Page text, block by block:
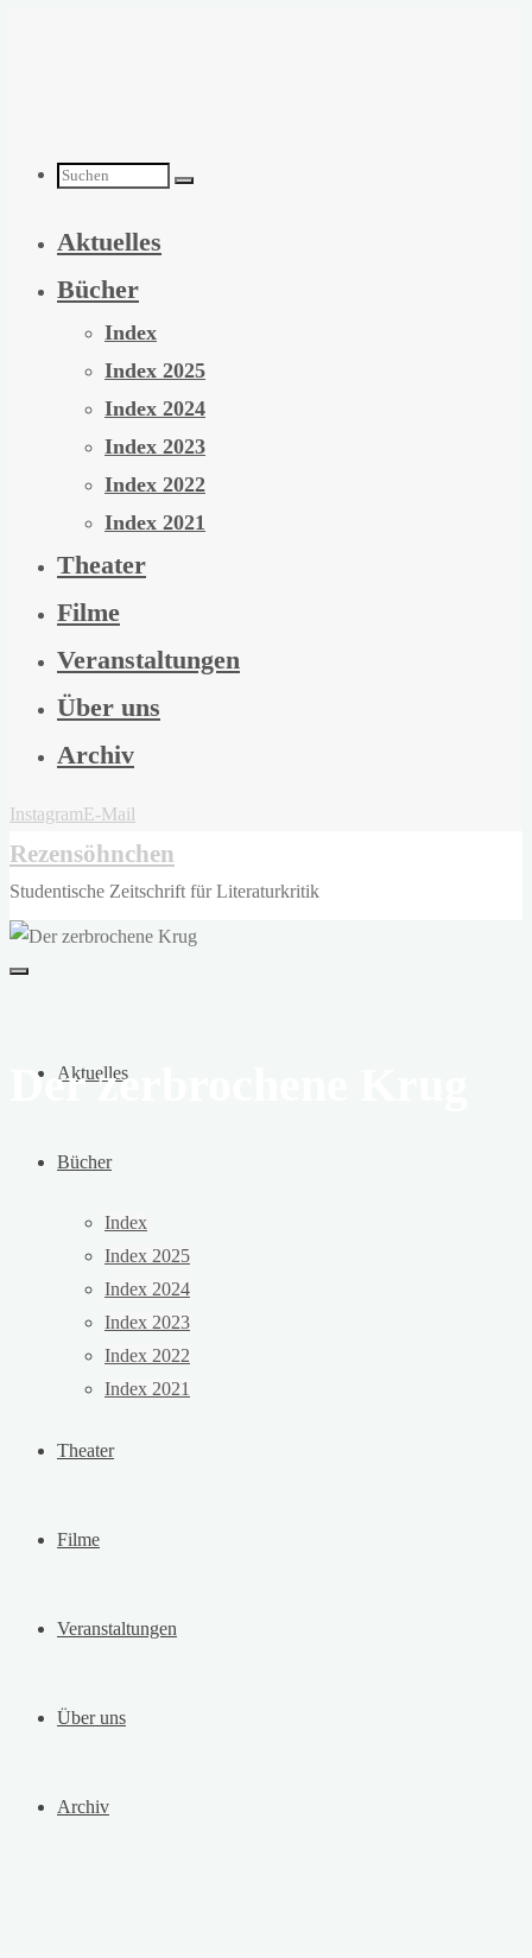
Suchen
nach:
Aktuelles
Bücher
Index
Index 2025
Index 2024
Index 2023
Index 2022
Index 2021
Theater
Filme
Veranstaltungen
Über uns
Archiv
InstagramE-Mail
Rezensöhnchen
Studentische Zeitschrift für Literaturkritik
Aktuelles
Bücher
Index
Index 2025
Index 2024
Index 2023
Index 2022
Index 2021
Theater
Filme
Veranstaltungen
Über uns
Archiv
Der zerbrochene Krug